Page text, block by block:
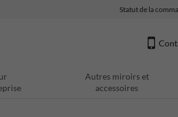
Statut de la
Autres miroirs et
accessoires